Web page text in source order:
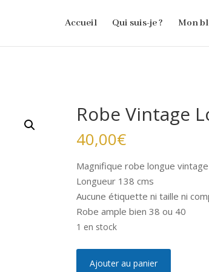
Accueil Qui suis-je ? Mon
Robe Vintage
40,00€
Magnifique robe longue
Longueur 138 cms
Aucune étiquette ni taille ni
Robe ample bien 38 ou 40
1 en stock
Ajouter au panier